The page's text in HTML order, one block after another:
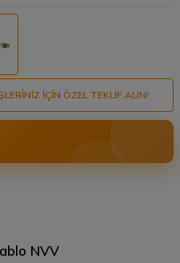
IÇIN ÖZEL TEKLIF ALIN!
NVV